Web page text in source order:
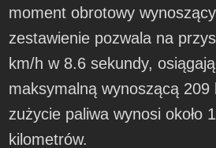
moment obrotowy
zestawienie pozwala na
km/h w 8.6 sekundy,
maksymalną wynoszącą 209
zużycie paliwa wynosi około
kilometrów.